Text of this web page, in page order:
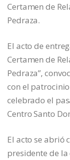
Certamen de
Pedraza.
El acto de
Certamen de
Pedraza”,
con el patrocinio
celebrado el
Centro Santo
El acto se abrió
presidente de